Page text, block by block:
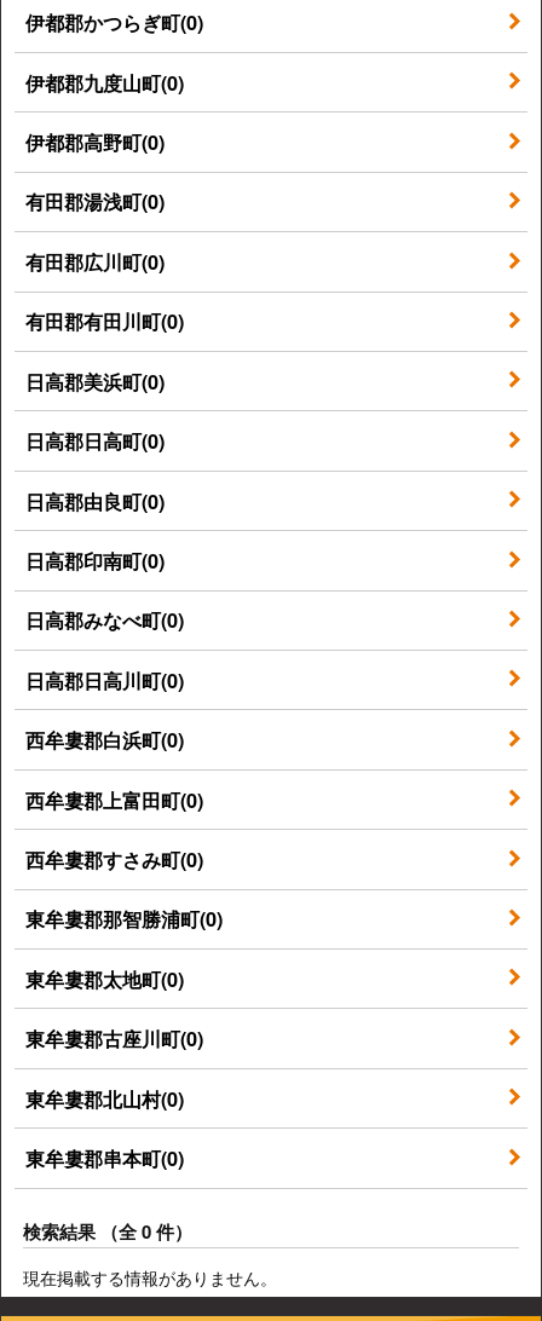
伊都郡かつらぎ町(0)
伊都郡九度山町(0)
伊都郡高野町(0)
有田郡湯浅町(0)
有田郡広川町(0)
有田郡有田川町(0)
日高郡美浜町(0)
日高郡日高町(0)
日高郡由良町(0)
日高郡印南町(0)
日高郡みなべ町(0)
日高郡日高川町(0)
西牟婁郡白浜町(0)
西牟婁郡上富田町(0)
西牟婁郡すさみ町(0)
東牟婁郡那智勝浦町(0)
東牟婁郡太地町(0)
東牟婁郡古座川町(0)
東牟婁郡北山村(0)
東牟婁郡串本町(0)
検索結果 （全 0 件）
現在掲載する情報がありません。